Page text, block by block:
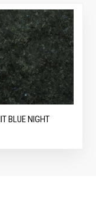
BLUE NIGHT